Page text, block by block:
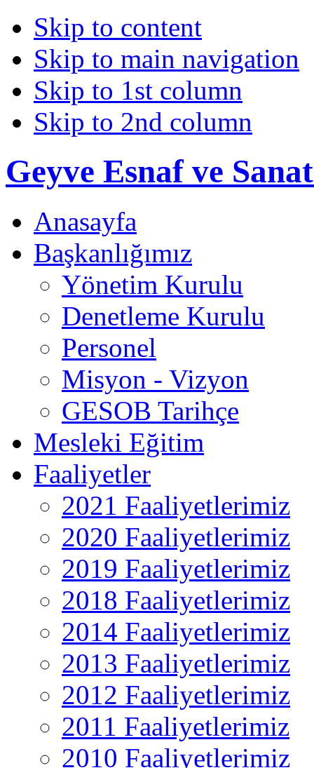
Skip to content
Skip to main navigation
Skip to 1st column
Skip to 2nd column
Geyve Esnaf ve
Anasayfa
Başkanlığımız
Yönetim Kurulu
Denetleme Kurulu
Personel
Misyon - Vizyon
GESOB Tarihçe
Mesleki Eğitim
Faaliyetler
2021 Faaliyetlerimiz
2020 Faaliyetlerimiz
2019 Faaliyetlerimiz
2018 Faaliyetlerimiz
2014 Faaliyetlerimiz
2013 Faaliyetlerimiz
2012 Faaliyetlerimiz
2011 Faaliyetlerimiz
2010 Faaliyetlerimiz